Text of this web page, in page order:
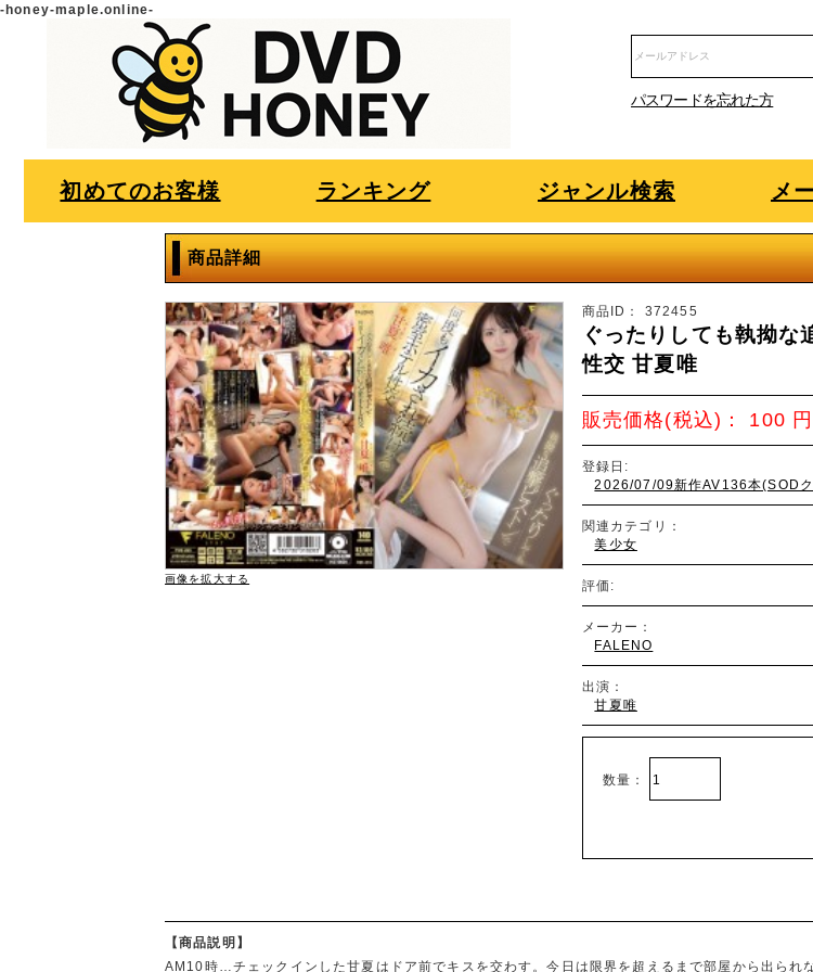
-honey-maple.online-
パスワードを忘れた方
初めてのお客様 ランキング ジャンル検索 メ
商品詳細
画像を拡大する
商品ID： 372455
ぐったりしても執拗な
性交 甘夏唯
販売価格(税込)： 100 円
登録日:
2026/07/09新作AV136本(SOD
関連カテゴリ：
美少女
評価:
メーカー：
FALENO
出演：
甘夏唯
数量：
【商品説明】
AM10時…チェックインした甘夏はドア前でキスを交わす。今日は限界を超えるまで部屋から出ら